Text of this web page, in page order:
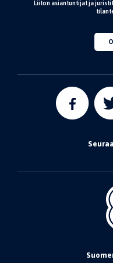
Liiton asiantuntijat ja